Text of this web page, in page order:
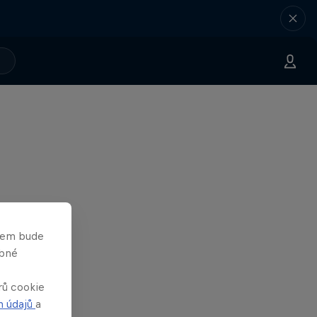
bude
cookie
údajů a